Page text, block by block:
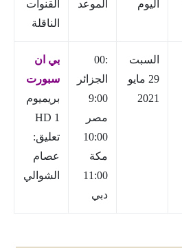
اليوم الموعد
القنوات
الناقلة
السبت
29 مايو
2021
:00
الجزائر
9:00
مصر
10:00
مكة
11:00
دبي
بي ان
سبورت
بريميوم
1 HD
تعليق:
عصام
الشوالي